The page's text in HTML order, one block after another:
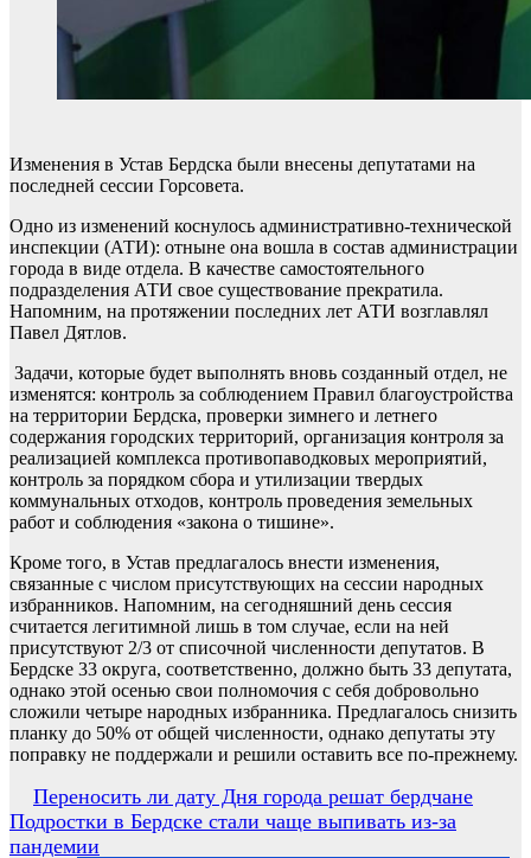
Изменения в Устав Бердска были внесены депутатами на
последней сессии Горсовета.
Одно из изменений коснулось административно-технической
инспекции (АТИ): отныне она вошла в состав администрации
города в виде отдела. В качестве самостоятельного
подразделения АТИ свое существование прекратила.
Напомним, на протяжении последних лет АТИ возглавлял
Павел Дятлов.
Задачи, которые будет выполнять вновь созданный отдел, не
изменятся: контроль за соблюдением Правил благоустройства
на территории Бердска, проверки зимнего и летнего
содержания городских территорий, организация контроля за
реализацией комплекса противопаводковых мероприятий,
контроль за порядком сбора и утилизации твердых
коммунальных отходов, контроль проведения земельных
работ и соблюдения «закона о тишине».
Кроме того, в Устав предлагалось внести изменения,
связанные с числом присутствующих на сессии народных
избранников. Напомним, на сегодняшний день сессия
считается легитимной лишь в том случае, если на ней
присутствуют 2/3 от списочной численности депутатов. В
Бердске 33 округа, соответственно, должно быть 33 депутата,
однако этой осенью свои полномочия с себя добровольно
сложили четыре народных избранника. Предлагалось снизить
планку до 50% от общей численности, однако депутаты эту
поправку не поддержали и решили оставить все по-прежнему.
Навигация
по
Переносить ли дату Дня города решат бердчане
Подростки в Бердске стали чаще выпивать из-за
пандемии